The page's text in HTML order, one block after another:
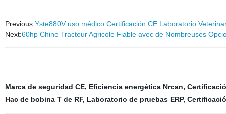
Previous:Yste880V uso médico Certificación CE Laboratorio
Next:60hp Chine Tracteur Agricole Fiable avec de Nombreuses
Marca de seguridad CE, Eficiencia energética Nrcan,
Hac de bobina T de RF, Laboratorio de pruebas ERP,